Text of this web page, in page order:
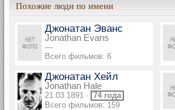
Похожие люди по имени
Джонатан Эванс
Jonathan Evans
—
Всего фильмов: 6
Джонатан Хейл
Jonathan Hale
21.03.1891 · 74 года
Всего фильмов: 159